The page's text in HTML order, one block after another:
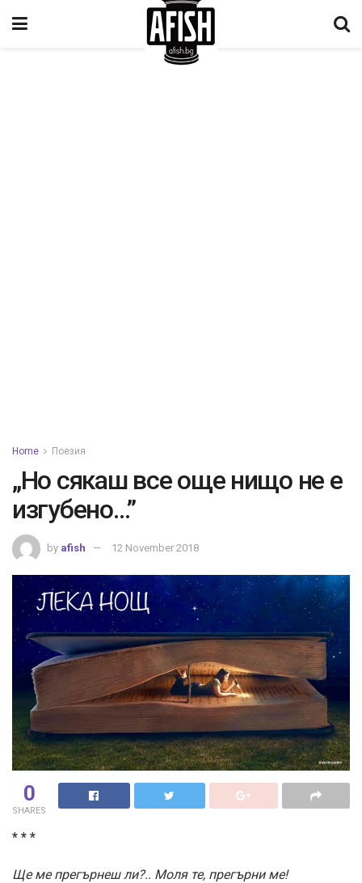
Home Поезия
„Но сякаш все още нищо не е
изгубено…”
by afish 12 November 2018
0
SHARES
* * *
Ще ме прегърнеш ли?.. Моля те, прегърни ме!